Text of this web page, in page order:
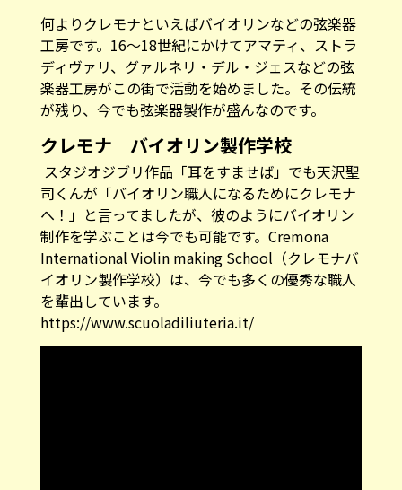
何よりクレモナといえばバイオリンなどの弦楽器
工房です。16～18世紀にかけてアマティ、ストラ
ディヴァリ、グァルネリ・デル・ジェスなどの弦
楽器工房がこの街で活動を始めました。その伝統
が残り、今でも弦楽器製作が盛んなのです。
クレモナ バイオリン製作学校
スタジオジブリ作品「耳をすませば」でも天沢聖
司くんが「バイオリン職人になるためにクレモナ
へ！」と言ってましたが、彼のようにバイオリン
制作を学ぶことは今でも可能です。Cremona
International Violin making School（クレモナバ
イオリン製作学校）は、今でも多くの優秀な職人
を輩出しています。
https://www.scuoladiliuteria.it/